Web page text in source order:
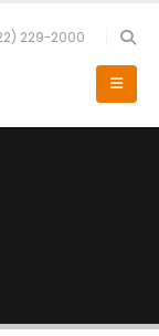
229-2000